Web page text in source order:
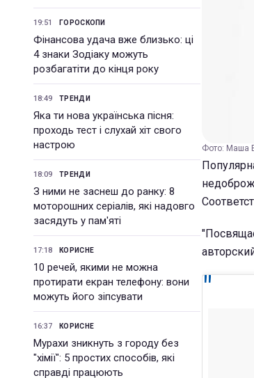
19:51 ГОРОСКОПИ
Фінансова удача вже близько: ці
4 знаки Зодіаку можуть
розбагатіти до кінця року
18:49 ТРЕНДИ
Яка ти нова українська пісня:
проходь тест і слухай хіт свого
настрою
18:09 ТРЕНДИ
З ними не заснеш до ранку: 8
моторошних серіалів, які надовго
засядуть у пам'яті
17:18 КОРИСНЕ
10 речей, якими не можна
протирати екран телефону: вони
можуть його зіпсувати
16:37 КОРИСНЕ
Мурахи зникнуть з городу без
"хімії": 5 простих способів, які
справді працюють
Фото: Маша